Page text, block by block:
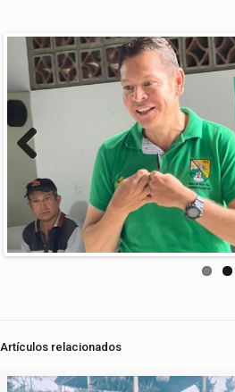
Previous
Artículos relacionados